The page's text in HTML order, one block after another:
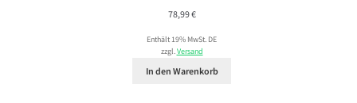
78,99€
Enthält 19% MwSt. DE
zzgl.Versand
In den Warenkorb